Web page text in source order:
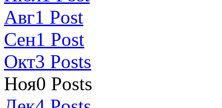
Авг1 Post
Сен1 Post
Окт3 Posts
Ноя0 Posts